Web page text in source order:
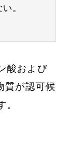
。
酸および
質が認可候
。